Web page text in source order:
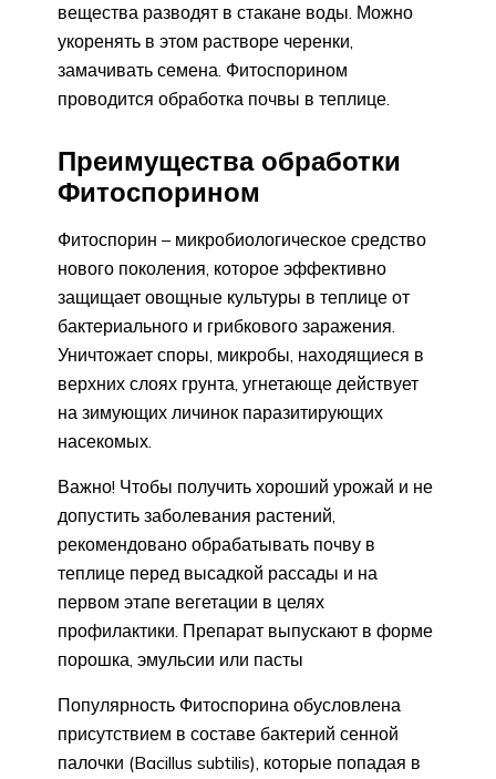
вещества разводят в стакане воды. Можно
укоренять в этом растворе черенки,
замачивать семена. Фитоспорином
проводится обработка почвы в теплице.
Преимущества обработки
Фитоспорином
Фитоспорин – микробиологическое средство
нового поколения, которое эффективно
защищает овощные культуры в теплице от
бактериального и грибкового заражения.
Уничтожает споры, микробы, находящиеся в
верхних слоях грунта, угнетающе действует
на зимующих личинок паразитирующих
насекомых.
Важно! Чтобы получить хороший урожай и не
допустить заболевания растений,
рекомендовано обрабатывать почву в
теплице перед высадкой рассады и на
первом этапе вегетации в целях
профилактики. Препарат выпускают в форме
порошка, эмульсии или пасты
Популярность Фитоспорина обусловлена
присутствием в составе бактерий сенной
палочки (Bacillus subtilis), которые попадая в